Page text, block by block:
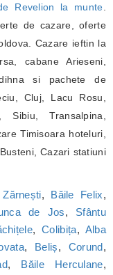
Revelion la munte
de cazare, oferte
Cazare ieftin la
cabane Arieseni,
si pachete de
Cluj, Lacu Rosu,
Transalpina,
Timisoara hoteluri,
Cazari statiuni
Zărnești, Băile Felix,
de Jos, Sfântu
,Colibița, Alba
, Beliș, Corund,
, Băile Herculane,